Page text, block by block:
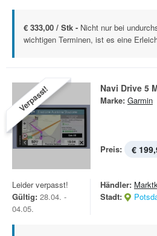
€ 333,00 / Stk - Nicht nur bei
wichtigen Terminen, ist es eine
Verpasst! Navi Drive 5
Marke: Garmin
Preis: €
Leider verpasst!
Gültig: 28.04. -
04.05.
Händler:
Stadt: